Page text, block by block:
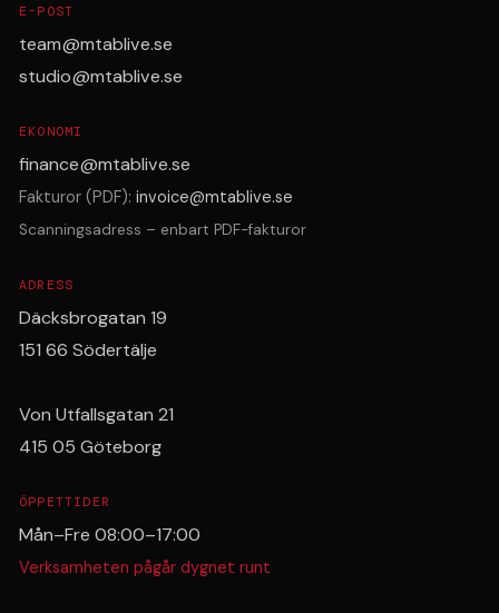
E-POST
team@mtablive.se
studio@mtablive.se
EKONOMI
finance@mtablive.se
Fakturor (PDF): invoice@mtablive.se
Scanningsadress – enbart PDF-fakturor
ADRESS
Däcksbrogatan 19
151 66 Södertälje
Von Utfallsgatan 21
415 05 Göteborg
ÖPPETTIDER
Mån–Fre 08:00–17:00
Verksamheten pågår dygnet runt